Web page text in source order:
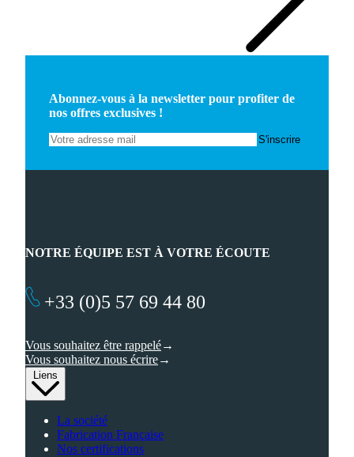
Abonnez-vous à la newsletter pour profiter de
nos offres exclusives !
Liens
La société
Fabrication Française
Nos certifications
NOTRE ÉQUIPE EST À VOTRE ÉCOUTE
+33 (0)5 57 69 44 80
Vous souhaitez être rappelé
Vous souhaitez nous écrire